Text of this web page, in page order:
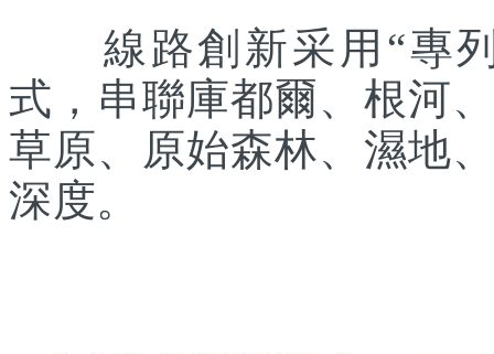
線路創新采用“專列
式，串聯庫都爾、根河
草原、原始森林、濕地
深度。